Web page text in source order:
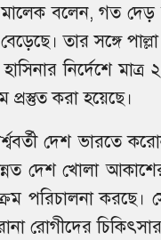
মালেক বলেন, গত
তার সঙ্গে
হাসিনার নির্দেশে
প্রস্তুত করা হয়েছে।
দেশ ভারতে
দেশ খোলা
পরিচালনা
রোগীদের চিকিৎসার